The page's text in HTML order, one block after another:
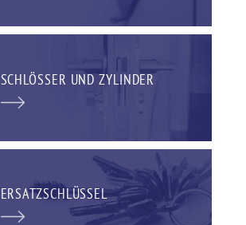
SCHLÖSSER UND ZYLINDER
ERSATZSCHLÜSSEL